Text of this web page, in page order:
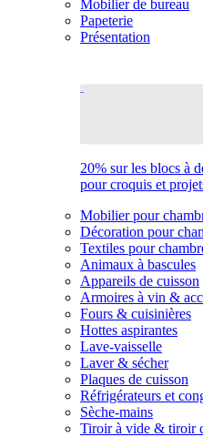
Mobilier de bureau
Papeterie
Présentation
20% sur les blocs à
pour croquis et
Mobilier pour
Décoration pour
Textiles pour
Animaux à bascules
Appareils de cuisson
Armoires à vin &
Fours & cuisinières
Hottes aspirantes
Lave-vaisselle
Laver & sécher
Plaques de cuisson
Réfrigérateurs et
Sèche-mains
Tiroir à vide & tiroir